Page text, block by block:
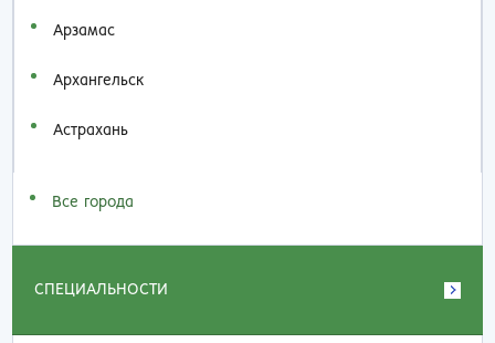
Арзамас
Архангельск
Астрахань
Все города
СПЕЦИАЛЬНОСТИ